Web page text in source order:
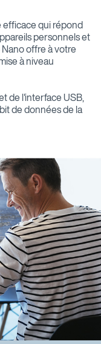
qui répond
personnels et
offre à votre
à niveau
de l'interface USB,
de données de la